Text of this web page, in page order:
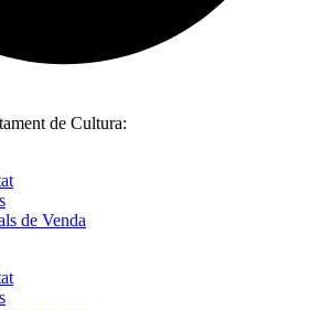
de Cultura:
de Venda